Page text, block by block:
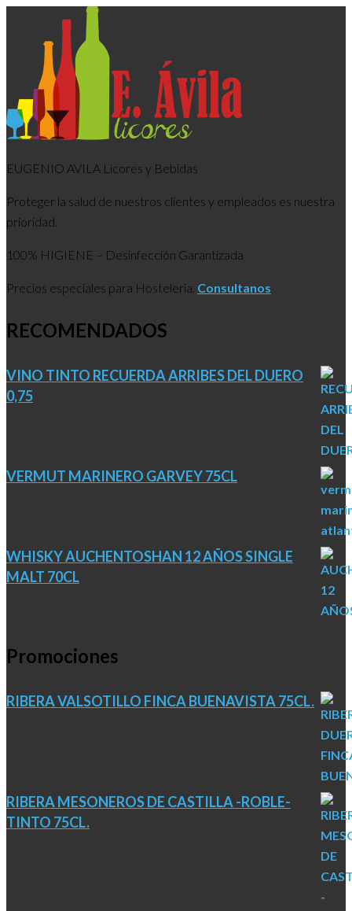
EUGENIO AVILA Licores y Bebidas
Proteger la salud de nuestros clientes y empleados es nuestra
prioridad.
100% HIGIENE – Desinfección Garantizada
Precios especiales para Hosteleria. Consultanos
RECOMENDADOS
VINO TINTO RECUERDA ARRIBES DEL DUERO
0,75
VERMUT MARINERO GARVEY 75CL
WHISKY AUCHENTOSHAN 12 AÑOS SINGLE
MALT 70CL
Promociones
RIBERA VALSOTILLO FINCA BUENAVISTA 75CL.
RIBERA MESONEROS DE CASTILLA -ROBLE-
TINTO 75CL.